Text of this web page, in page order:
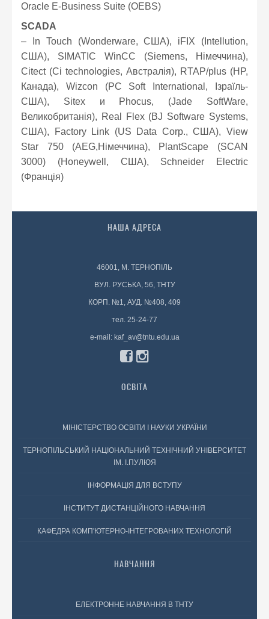
Oracle E-Business Suite (OEBS)
SCADA
– In Touch (Wonderware, США), iFIX (Intellution,
США), SIMATIC WinCC (Siemens, Німеччина),
Citect (Ci technologies, Австралія), RTAP/plus (HP,
Канада), Wizcon (PC Soft International, Ізраїль-
США), Sitex и Phocus, (Jade SoftWare,
Великобританія), Real Flex (BJ Software Systems,
США), Factory Link (US Data Corp., США), View
Star 750 (AEG,Німеччина), PlantScape (SCAN
3000) (Honeywell, США), Schneider Electric
(Франція)
НАША АДРЕСА
46001, М. ТЕРНОПІЛЬ
ВУЛ. РУСЬКА, 56, ТНТУ
КОРП. №1, АУД. №408, 409
тел. 25-24-77
e-mail: kaf_av@tntu.edu.ua
ОСВІТА
МІНІСТЕРСТВО ОСВІТИ І НАУКИ УКРАЇНИ
ТЕРНОПІЛЬСЬКИЙ НАЦІОНАЛЬНИЙ ТЕХНІЧНИЙ УНІВЕРСИТЕТ
ІМ. І.ПУЛЮЯ
ІНФОРМАЦІЯ ДЛЯ ВСТУПУ
ІНСТИТУТ ДИСТАНЦІЙНОГО НАВЧАННЯ
КАФЕДРА КОМП'ЮТЕРНО-ІНТЕГРОВАНИХ ТЕХНОЛОГІЙ
НАВЧАННЯ
ЕЛЕКТРОННЕ НАВЧАННЯ В ТНТУ